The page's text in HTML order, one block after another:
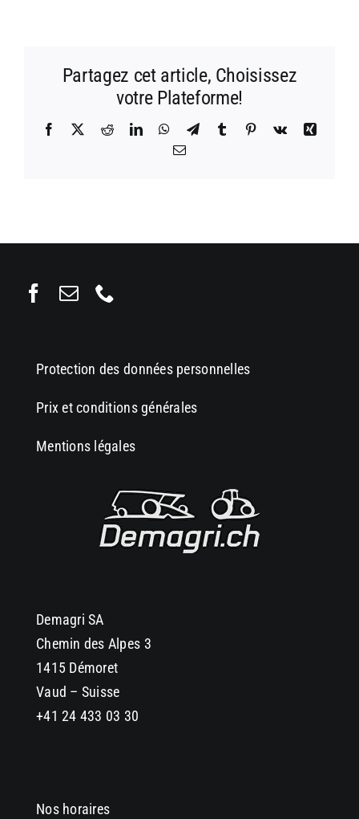
Partagez cet article, Choisissez
votre Plateforme!
Facebook RedditLinkedInWhatsApp
TelegramTumblr Pinterest
Vk
Xing
Email
Protection des données personnelles
Prix et conditions générales
Mentions légales
Demagri SA
Chemin des Alpes 3
1415 Démoret
Vaud – Suisse
+41 24 433 03 30
Nos horaires